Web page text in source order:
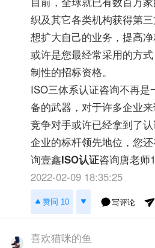
织及其它各类机构获得第
想扩大自己的业务，提高
或许是您最经常采用的方
制性的招标资格。
ISO三体系认证咨询不再
备的武器，对于许多企业
竞争对手或许已经拿到了
企业的标杆领先地位，您
询壹鑫ISO认证咨询唐老师
2022-02-09 18:35:25
赞同 10 写评论
喜欢猫咪的鱼